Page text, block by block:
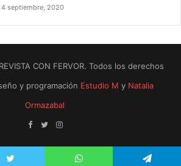
4 septiembre, 2020
CON FERVOR. Todos los derechos
y programación Estudio M y Natalia
Ormazabal